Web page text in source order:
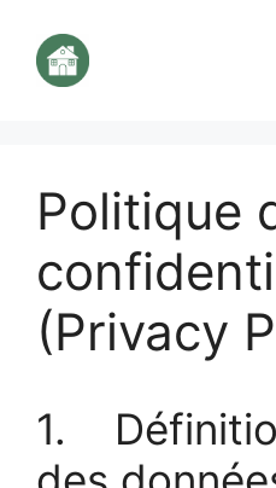
contenu
Politique
(Privacy
1.